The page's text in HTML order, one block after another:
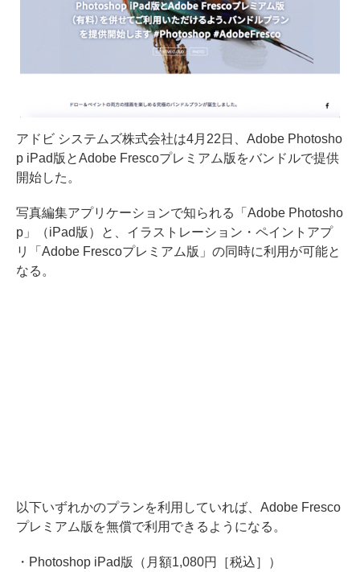
アドビ システムズ株式会社は4月22日、Adobe Photosho
p iPad版とAdobe Frescoプレミアム版をバンドルで提供
開始した。
写真編集アプリケーションで知られる「Adobe Photosho
p」（iPad版）と、イラストレーション・ペイントアプ
リ「Adobe Frescoプレミアム版」の同時に利用が可能と
なる。
以下いずれかのプランを利用していれば、Adobe Fresco
プレミアム版を無償で利用できるようになる。
・Photoshop iPad版（月額1,080円［税込］）